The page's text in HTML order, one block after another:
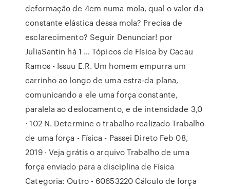
deformação de 4cm numa mola, qual o valor da
constante elástica dessa mola? Precisa de
esclarecimento? Seguir Denunciar! por
JuliaSantin há 1 … Tópicos de Física by Cacau
Ramos - Issuu E.R. Um homem empurra um
carrinho ao longo de uma estra-da plana,
comunicando a ele uma força constante,
paralela ao deslocamento, e de intensidade 3,0
· 102 N. Determine o trabalho realizado Trabalho
de uma força - Física - Passei Direto Feb 08,
2019 · Veja grátis o arquivo Trabalho de uma
força enviado para a disciplina de Física
Categoria: Outro - 60653220 Cálculo de força